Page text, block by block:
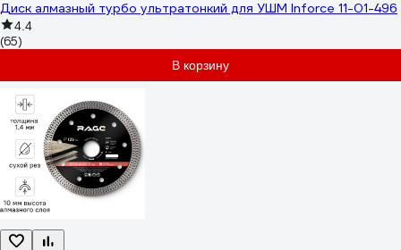
Диск алмазный турбо ультратонкий для УШМ Inforce 11-01-496
4.4
(65)
В корзину